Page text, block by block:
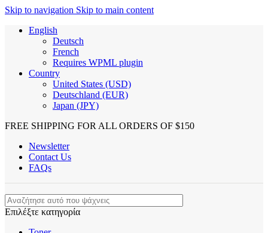
Skip to navigation Skip to main content
English
Deutsch
French
Requires WPML plugin
Country
United States (USD)
Deutschland (EUR)
Japan (JPY)
FREE SHIPPING FOR ALL ORDERS OF $150
Newsletter
Contact Us
FAQs
Επιλέξτε κατηγορία